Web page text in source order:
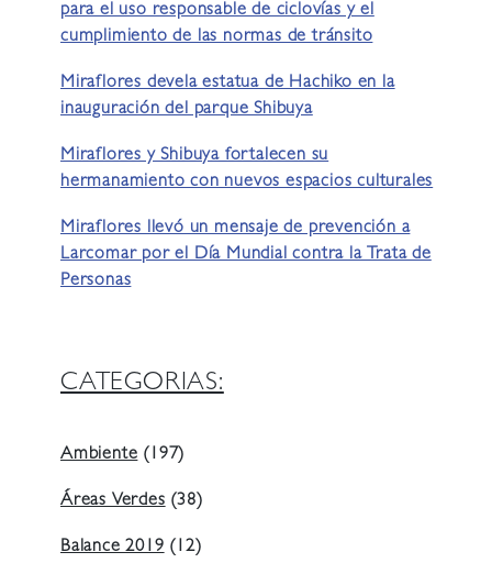
para el uso responsable de ciclovías y el
cumplimiento de las normas de tránsito
Miraflores devela estatua de Hachiko en la
inauguración del parque Shibuya
Miraflores y Shibuya fortalecen su
hermanamiento con nuevos espacios culturales
Miraflores llevó un mensaje de prevención a
Larcomar por el Día Mundial contra la Trata de
Personas
CATEGORIAS:
Ambiente (197)
Áreas Verdes (38)
Balance 2019 (12)